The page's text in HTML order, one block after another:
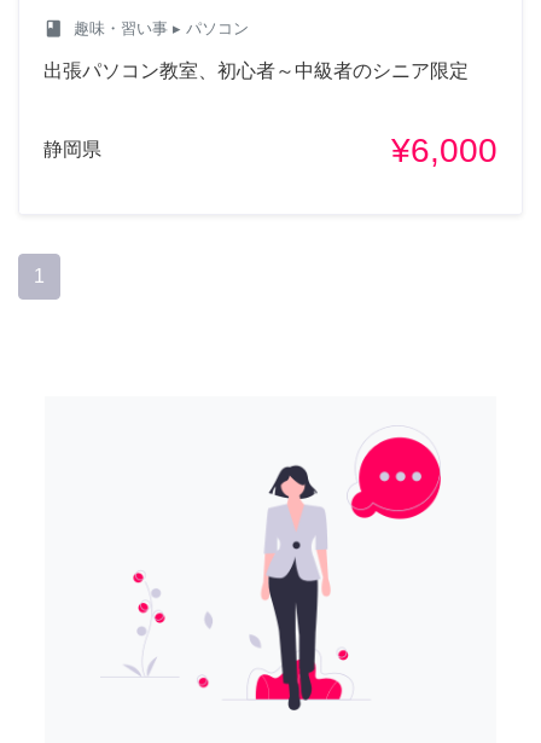
class 趣味・習い事 ▸ パソコン
出張パソコン教室、初心者～中級者のシニア限定
静岡県 ¥6,000
1